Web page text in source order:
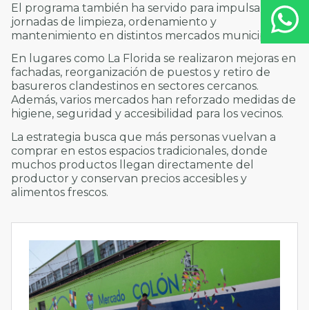
El programa también ha servido para impulsar
jornadas de limpieza, ordenamiento y
mantenimiento en distintos mercados municipales.
En lugares como La Florida se realizaron mejoras en
fachadas, reorganización de puestos y retiro de
basureros clandestinos en sectores cercanos.
Además, varios mercados han reforzado medidas de
higiene, seguridad y accesibilidad para los vecinos.
La estrategia busca que más personas vuelvan a
comprar en estos espacios tradicionales, donde
muchos productos llegan directamente del
productor y conservan precios accesibles y
alimentos frescos.